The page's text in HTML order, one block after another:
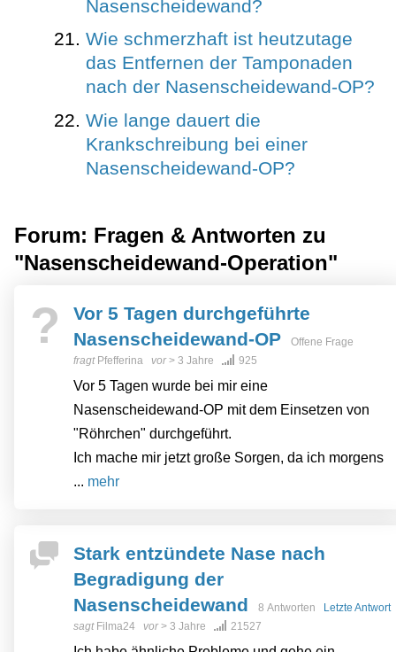
Nasenscheidewand?
Wie schmerzhaft ist heutzutage
das Entfernen der Tamponaden
nach der Nasenscheidewand-OP?
Wie lange dauert die
Krankschreibung bei einer
Nasenscheidewand-OP?
Forum: Fragen & Antworten zu
"Nasen­scheidewand-Operation"
?
Vor 5 Tagen durchgeführte
Nasenscheidewand-OP
Offene Frage
fragt Pfefferina vor> 3 Jahre 925
Vor 5 Tagen wurde bei mir eine
Nasenscheidewand-OP mit dem Einsetzen von
"Röhrchen" durchgeführt.
Ich mache mir jetzt große Sorgen, da ich morgens
... mehr
Stark entzündete Nase nach
Begradigung der
Nasenscheidewand
8 Antworten Letzte Antwort
sagt Filma24 vor> 3 Jahre 21527